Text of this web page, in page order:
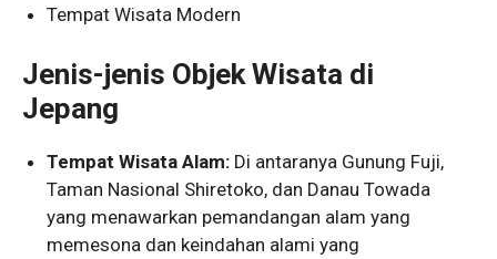
Tempat Wisata Modern
Jenis-jenis Objek Wisata di
Jepang
Tempat Wisata Alam: Di antaranya Gunung Fuji,
Taman Nasional Shiretoko, dan Danau Towada
yang menawarkan pemandangan alam yang
memesona dan keindahan alami yang